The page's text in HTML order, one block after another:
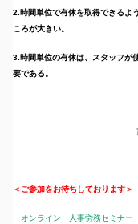
2. 時間単位で有休を取得できるよ
ころが大きい。
3. 時間単位の有休は、スタッフが
要である。
＜ご参加をお待ちしております＞
オンライン 人事労務セミナー